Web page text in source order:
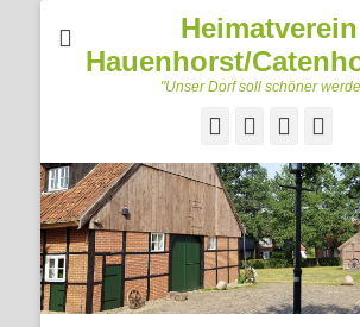
Heimatverein
Hauenhorst/
"Unser Dorf soll schöner
FacebookGoogleplus